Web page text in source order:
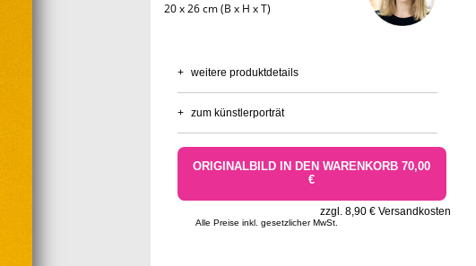
20 x 26 cm (B x H x T)
+ weitere produktdetails
+ zum künstlerporträt
ORIGINALBILD IN DEN WARENKORB 70,00
€
zzgl. 8,90 € Versandkosten
Alle Preise inkl. gesetzlicher MwSt.